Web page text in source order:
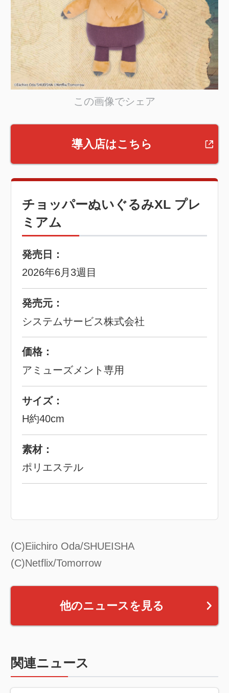
この画像でシェア
導入店はこちら
チョッパーぬいぐるみXL プレ
ミアム
発売日：
2026年6月3週目
発売元：
システムサービス株式会社
価格：
アミューズメント専用
サイズ：
H約40cm
素材：
ポリエステル
(C)Eiichiro Oda/SHUEISHA
(C)Netflix/Tomorrow
他のニュースを見る
関連ニュース